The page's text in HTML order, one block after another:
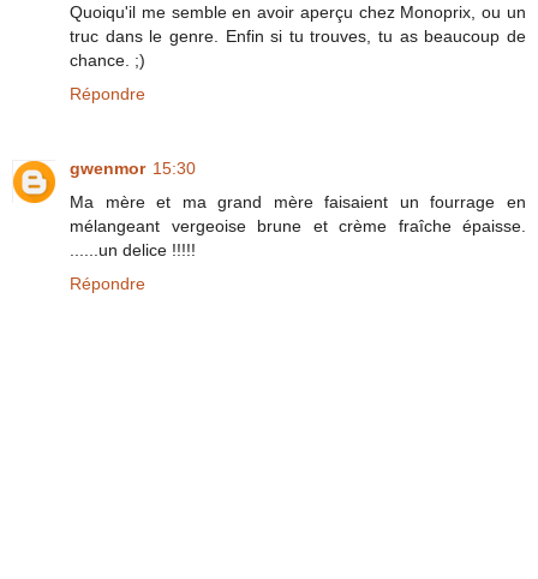
Quoiqu'il me semble en avoir aperçu chez Monoprix, ou un
truc dans le genre. Enfin si tu trouves, tu as beaucoup de
chance. ;)
Répondre
gwenmor 15:30
Ma mère et ma grand mère faisaient un fourrage en
mélangeant vergeoise brune et crème fraîche épaisse.
......un delice !!!!!
Répondre